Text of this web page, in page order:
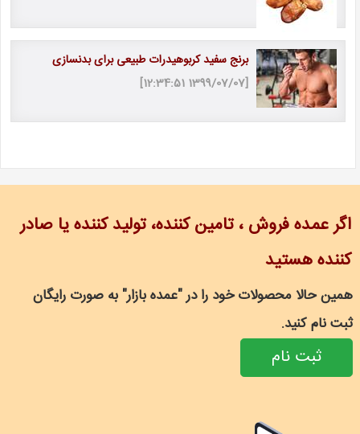
برنج سفید کربوهیدرات طبیعی برای بدنسازی
[1399/07/07 12:34:51]
اگر عمده فروش ، تامین کننده، تولید کننده یا صادر
کننده هستید
همین حالا محصولات خود را در "عمده بازار" به صورت رایگان
ثبت نام کنید.
ثبت نام